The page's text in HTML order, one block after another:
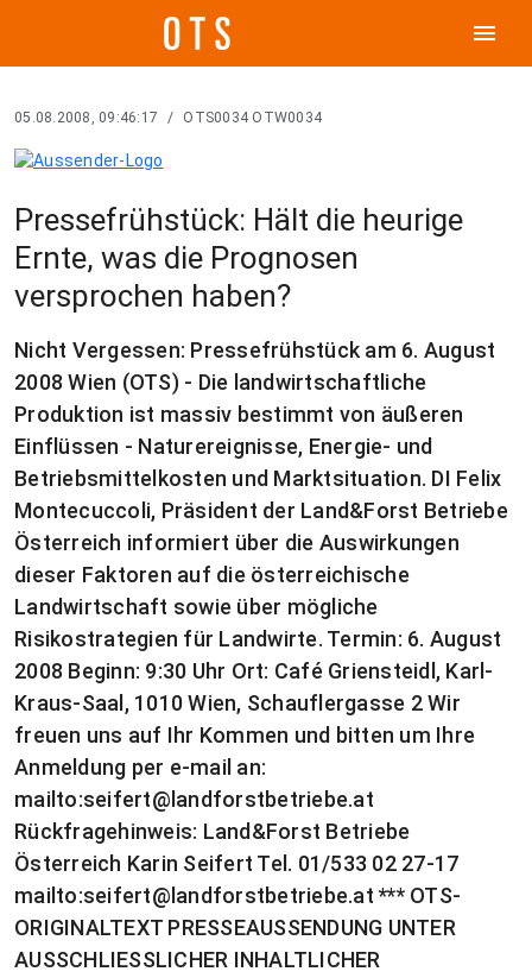
menu
05.08.2008, 09:46:17 / OTS0034 OTW0034
Pressefrühstück: Hält die heurige
Ernte, was die Prognosen
versprochen haben?
Nicht Vergessen: Pressefrühstück am 6. August
2008 Wien (OTS) - Die landwirtschaftliche
Produktion ist massiv bestimmt von äußeren
Einflüssen - Naturereignisse, Energie- und
Betriebsmittelkosten und Marktsituation. DI Felix
Montecuccoli, Präsident der Land&Forst Betriebe
Österreich informiert über die Auswirkungen
dieser Faktoren auf die österreichische
Landwirtschaft sowie über mögliche
Risikostrategien für Landwirte. Termin: 6. August
2008 Beginn: 9:30 Uhr Ort: Café Griensteidl, Karl-
Kraus-Saal, 1010 Wien, Schauflergasse 2 Wir
freuen uns auf Ihr Kommen und bitten um Ihre
Anmeldung per e-mail an:
mailto:seifert@landforstbetriebe.at
Rückfragehinweis: Land&Forst Betriebe
Österreich Karin Seifert Tel. 01/533 02 27-17
mailto:seifert@landforstbetriebe.at *** OTS-
ORIGINALTEXT PRESSEAUSSENDUNG UNTER
AUSSCHLIESSLICHER INHALTLICHER